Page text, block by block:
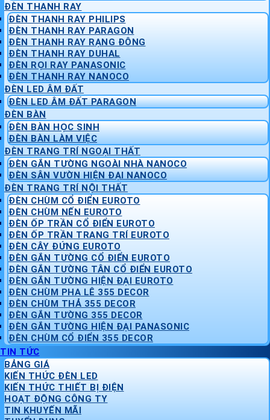
ĐÈN THANH RAY
ĐÈN THANH RAY PHILIPS
ĐÈN THANH RAY PARAGON
ĐÈN THANH RAY RẠNG ĐÔNG
ĐÈN THANH RAY DUHAL
ĐÈN RỌI RAY PANASONIC
ĐÈN THANH RAY NANOCO
ĐÈN LED ÂM ĐẤT
ĐÈN LED ÂM ĐẤT PARAGON
ĐÈN BÀN
ĐÈN BÀN HỌC SINH
ĐÈN BÀN LÀM VIỆC
ĐÈN TRANG TRÍ NGOẠI THẤT
ĐÈN GẮN TƯỜNG NGOÀI NHÀ NANOCO
ĐÈN SÂN VƯỜN HIỆN ĐẠI NANOCO
ĐÈN TRANG TRÍ NỘI THẤT
ĐÈN CHÙM CỔ ĐIỂN EUROTO
ĐÈN CHÙM NẾN EUROTO
ĐÈN ỐP TRẦN CỔ ĐIỂN EUROTO
ĐÈN ỐP TRẦN TRANG TRÍ EUROTO
ĐÈN CÂY ĐỨNG EUROTO
ĐÈN GẮN TƯỜNG CỔ ĐIỂN EUROTO
ĐÈN GẮN TƯỜNG TÂN CỔ ĐIỂN EUROTO
ĐÈN GẮN TƯỜNG HIỆN ĐẠI EUROTO
ĐÈN CHÙM PHA LÊ 355 DECOR
ĐÈN CHÙM THẢ 355 DECOR
ĐÈN GẮN TƯỜNG 355 DECOR
ĐÈN GẮN TƯỜNG HIỆN ĐẠI PANASONIC
ĐÈN CHÙM CỔ ĐIỂN 355 DECOR
TIN TỨC
BẢNG GIÁ
KIẾN THỨC ĐÈN LED
KIẾN THỨC THIẾT BỊ ĐIỆN
HOẠT ĐỘNG CÔNG TY
TIN KHUYẾN MÃI